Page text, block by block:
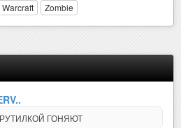
Warcraft Zombie
ГОНЯЮТ